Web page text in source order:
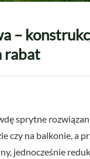
–
rabat
sprytne
czy na balkonie, a
jednocześnie